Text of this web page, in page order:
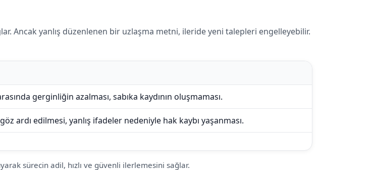
Ancak yanlış düzenlenen bir uzlaşma metni, ileride yeni talepleri engelleyebilir.
gerginliğin azalması, sabıka kaydının oluşmaması.
ardı edilmesi, yanlış ifadeler nedeniyle hak kaybı yaşanması.
sürecin adil, hızlı ve güvenli ilerlemesini sağlar.